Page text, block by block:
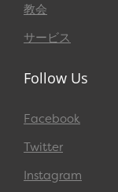
教会
サービス
Follow Us
Facebook
Twitter
Instagram